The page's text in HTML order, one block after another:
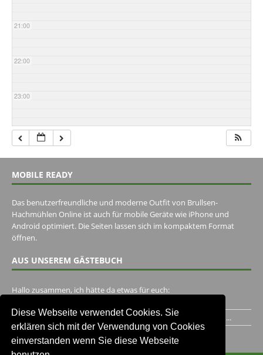
Diese Webseite verwendet Cookies. Sie
erklären sich mit der Verwendung von Cookies
einverstanden wenn Sie diese Webseite
21:00
22:00
23:00
MOBILE READY
Das benutzerfreundliche und moderne Outfit von Brullsen-
Hachmühlen Online ist auch für mobile Geräte wie iPhone und
Android optimiert. Die Seiten lassen sich im kompaktem Format
öffnen.
AUS UNSEREM GÄSTEBUCH
Hallo zusammen, ich hätte da etwas für euch:
Ich habe ein Jahr im Gasthaus Hugo Pape verbracht..Habe ihn...
Unser Gästebuch besuchen